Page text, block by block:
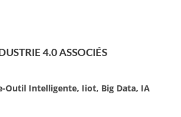
4.0 ASSOCIÉS
Outil Intelligente, Iiot, Big Data, IA